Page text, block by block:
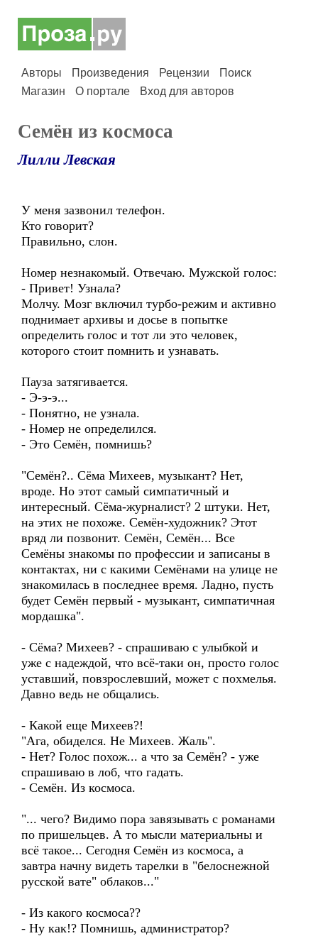
Авторы Произведения Рецензии
Поиск
Магазин
О портале Вход для авторов
Семён из космоса
Лилли Левская
У меня зазвонил телефон.
Кто говорит?
Правильно, слон.
Номер незнакомый. Отвечаю. Мужской голос:
- Привет! Узнала?
Молчу. Мозг включил турбо-режим и активно
поднимает архивы и досье в попытке
определить голос и тот ли это человек,
которого стоит помнить и узнавать.
Пауза затягивается.
- Э-э-э...
- Понятно, не узнала.
- Номер не определился.
- Это Семён, помнишь?
"Семён?.. Сёма Михеев, музыкант? Нет,
вроде. Но этот самый симпатичный и
интересный. Сёма-журналист? 2 штуки. Нет,
на этих не похоже. Семён-художник? Этот
вряд ли позвонит. Семён, Семён... Все
Семёны знакомы по профессии и записаны в
контактах, ни с какими Семёнами на улице не
знакомилась в последнее время. Ладно, пусть
будет Семён первый - музыкант, симпатичная
мордашка".
- Сёма? Михеев? - спрашиваю с улыбкой и
уже с надеждой, что всё-таки он, просто голос
уставший, повзрослевший, может с похмелья.
Давно ведь не общались.
- Какой еще Михеев?!
"Ага, обиделся. Не Михеев. Жаль".
- Нет? Голос похож... а что за Семён? - уже
спрашиваю в лоб, что гадать.
- Семён. Из космоса.
"... чего? Видимо пора завязывать с романами
по пришельцев. А то мысли материальны и
всё такое... Сегодня Семён из космоса, а
завтра начну видеть тарелки в "белоснежной
русской вате" облаков..."
- Из какого космоса??
- Ну как!? Помнишь, администратор?